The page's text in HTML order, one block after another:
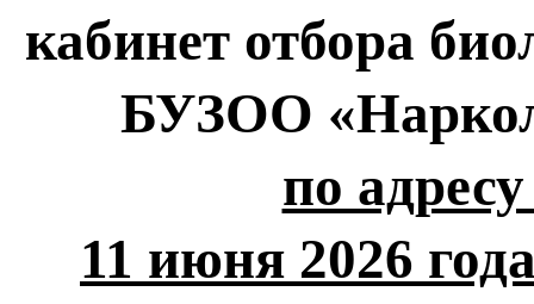
кабинет отбора
БУЗОО
по
11 июня 2026